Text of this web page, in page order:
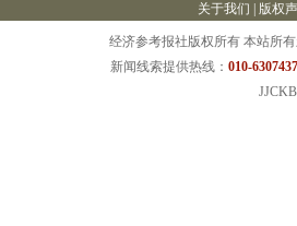
关于我们 版权
经济参考报社版权所有 本站所
新闻线索提供热线： 010-